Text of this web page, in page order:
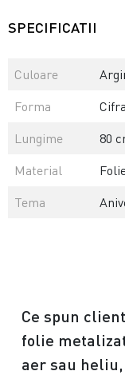
SPECIFICATII
Culoare
Forma
Cifra
Lungime
80
Material
Tema
Ce spun
folie
aer sau